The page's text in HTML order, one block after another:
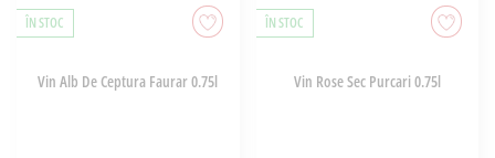
ÎN STOC
Vin Alb De Ceptura Faurar 0.75l
ÎN STOC
Vin Rose Sec Purcari 0.75l